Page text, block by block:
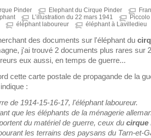
Pinder Elephant du Cirque Pinder
L’illustration du 22 mars 1941
éléphant laboureur éléphant à Lavilledieu
des documents sur l'éléphant du
j'ai trouvé 2 documents plus rares sur
eux aussi, en temps de guerre...
cette carte postale de propagande de la
:
de 1914-15-16-17, l'éléphant laboureur.
que les éléphants de la ménagerie
du matériel de guerre, ceux du cirque
les terrains des paysans du Tarn-et-